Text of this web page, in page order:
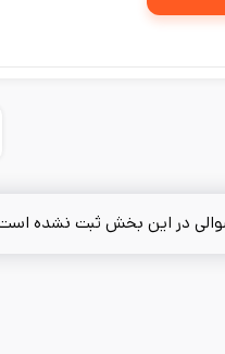
در این بخش ثبت نشده